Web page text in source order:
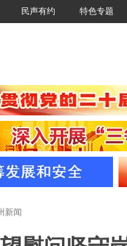
民声有约 特色专题
新闻